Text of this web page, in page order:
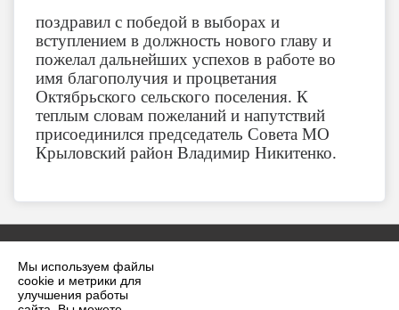
Мы используем файлы
cookie и метрики для
улучшения работы
поздравил с победой в выборах и
вступлением в должность нового главу и
пожелал дальнейших успехов в работе во
имя благополучия и процветания
Октябрьского сельского поселения. К
теплым словам пожеланий и напутствий
присоединился председатель Совета МО
Крыловский район Владимир Никитенко.